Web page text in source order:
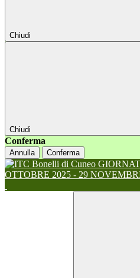
Chiudi
Chiudi
Conferma
Annulla Conferma
OTTOBRE 2025 - 29